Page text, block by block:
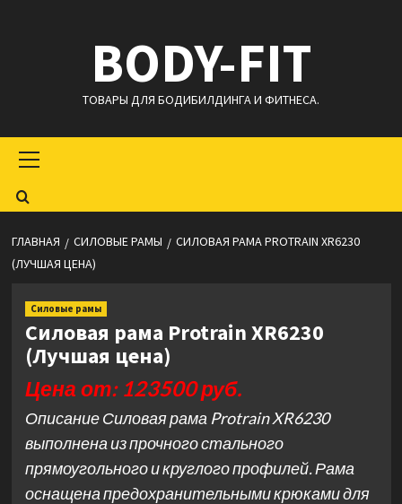
BODY-FIT
ТОВАРЫ ДЛЯ БОДИБИЛДИНГА И ФИТНЕСА.
меню
ГЛАВНАЯ СИЛОВЫЕ РАМЫ
СИЛОВАЯ РАМА PROTRAIN XR6230
(ЛУЧШАЯ ЦЕНА)
Силовые рамы
Силовая рама Protrain XR6230
(Лучшая цена)
Цена от: 123500 руб.
Описание Силовая рама Protrain XR6230
выполнена из прочного стального
прямоугольного и круглого профилей. Рама
оснащена предохранительными крюками для